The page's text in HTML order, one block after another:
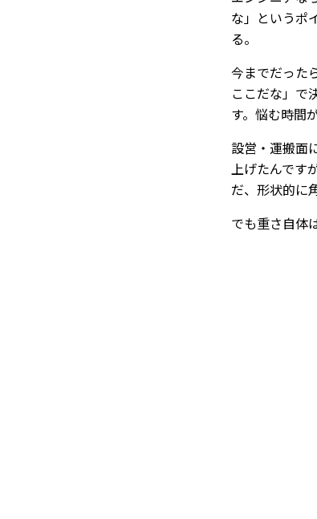
な」というポ
る。
今までだった
ここだな」で
す。悩む時間
設営・運搬面
上げたんです
だ、形状的に
でも重さ自体